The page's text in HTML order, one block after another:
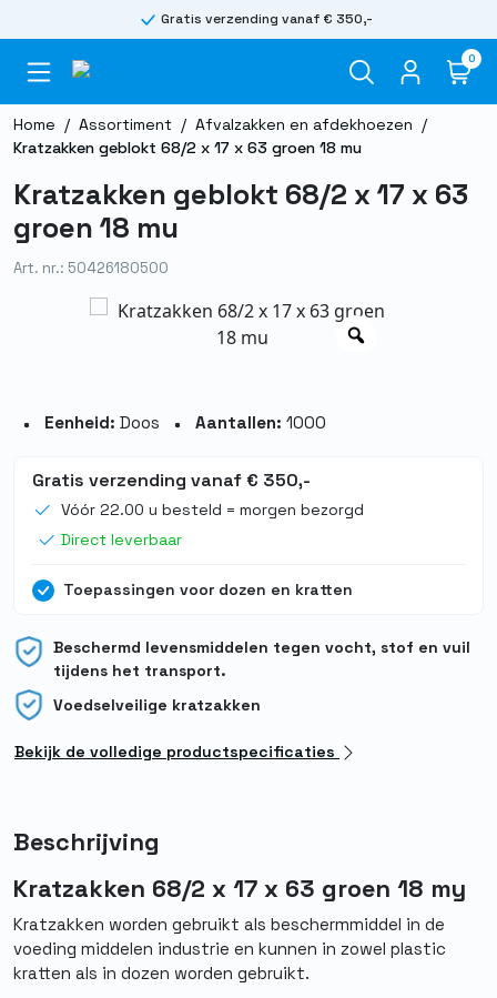
Gratis verzending vanaf € 350,-
0
Home / Assortiment / Afvalzakken en afdekhoezen /
Kratzakken geblokt 68/2 x 17 x 63 groen 18 mu
Kratzakken geblokt 68/2 x 17 x 63
groen 18 mu
Art. nr.: 50426180500
Eenheid: Doos Aantallen: 1000
Gratis verzending vanaf € 350,-
Vóór 22.00 u besteld = morgen bezorgd
Direct leverbaar
Toepassingen voor dozen en kratten
Beschermd levensmiddelen tegen vocht, stof en vuil
tijdens het transport.
Voedselveilige kratzakken
Bekijk de volledige productspecificaties
Beschrijving
Kratzakken 68/2 x 17 x 63 groen 18 my
Kratzakken worden gebruikt als beschermmiddel in de
voeding middelen industrie en kunnen in zowel plastic
kratten als in dozen worden gebruikt.